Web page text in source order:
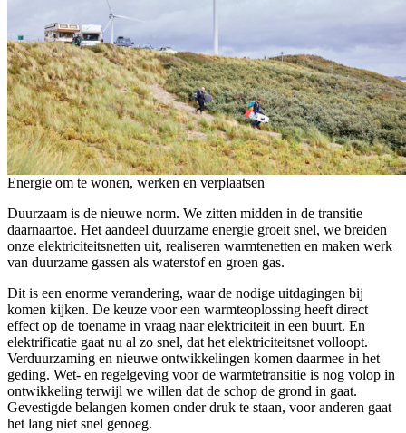
Energie om te wonen, werken en verplaatsen
Duurzaam is de nieuwe norm. We zitten midden in de transitie
daarnaartoe. Het aandeel duurzame energie groeit snel, we breiden
onze elektriciteitsnetten uit, realiseren warmtenetten en maken werk
van duurzame gassen als waterstof en groen gas. ‍
Dit is een enorme verandering, waar de nodige uitdagingen bij
komen kijken. De keuze voor een warmteoplossing heeft direct
effect op de toename in vraag naar elektriciteit in een buurt. En
elektrificatie gaat nu al zo snel, dat het elektriciteitsnet volloopt.
Verduurzaming en nieuwe ontwikkelingen komen daarmee in het
geding. Wet- en regelgeving voor de warmtetransitie is nog volop in
ontwikkeling terwijl we willen dat de schop de grond in gaat.
Gevestigde belangen komen onder druk te staan, voor anderen gaat
het lang niet snel genoeg.